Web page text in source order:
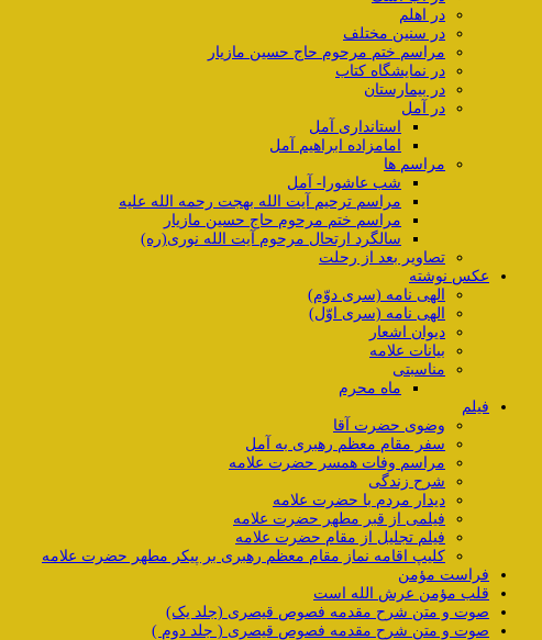
در اهلم
در سنین مختلف
مراسم ختم مرحوم حاج حسین مازیار
در نمایشگاه کتاب
در بیمارستان
در آمل
استانداری آمل
امامزاده ابراهیم آمل
مراسم ها
شب عاشورا- آمل
مراسم ترحیم آیت الله بهجت رحمه الله علیه
مراسم ختم مرحوم حاج حسین مازیار
سالگرد ارتحال مرحوم آیت الله نوری(ره)
تصاویر بعد از رحلت
عکس نوشته
الهی نامه (سری دوّم)
الهی نامه (سری اوّل)
دیوان اشعار
بیانات علامه
مناسبتی
ماه محرم
فیلم
وضوی حضرت آقا
سفر مقام معظم رهبری به آمل
مراسم وفات همسر حضرت علامه
شرح زندگی
دیدار مردم با حضرت علامه
فیلمی از قبر مطهر حضرت علامه
فیلم تجلیل از مقام حضرت علامه
کلیپ اقامه نماز مقام معظم رهبری بر پیکر مطهر حضرت علامه
فراست مؤمن
قلب مؤمن عرش الله است
صوت و متن شرح مقدمه فصوص قیصری (جلد یک)
صوت و متن شرح مقدمه فصوص قیصری ( جلد دوم )